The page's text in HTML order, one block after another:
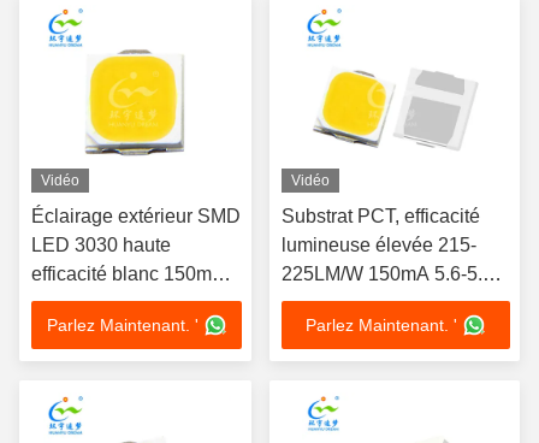
Vidéo
Éclairage extérieur SMD
LED 3030 haute
efficacité blanc 150mA
6V LED CHIP
Parlez Maintenant. '
Vidéo
Substrat PCT, efficacité
lumineuse élevée 215-
225LM/W 150mA 5.6-5.8V
SMD 3030 LED blanche
Parlez Maintenant. '